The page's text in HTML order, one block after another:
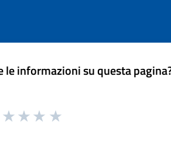
le informazioni su questa